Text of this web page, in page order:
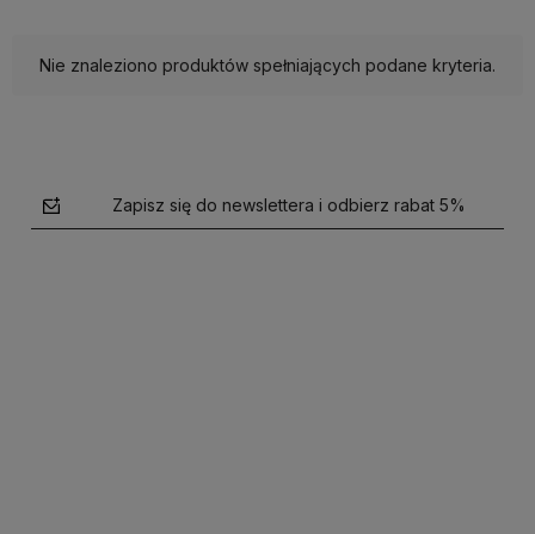
Nie znaleziono produktów spełniających podane kryteria.
Zapisz się do newslettera i odbierz rabat 5%